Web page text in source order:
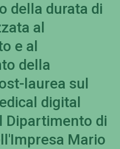
della durata di
al
e al
della
laurea sul
digital
Dipartimento di
Mario